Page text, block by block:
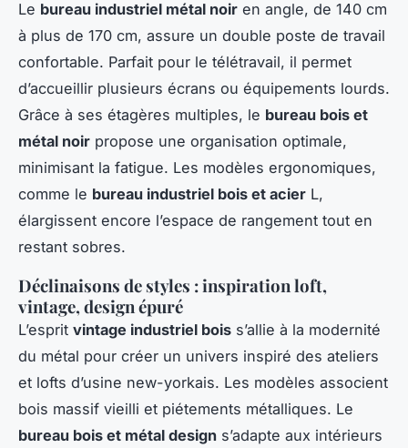
Le bureau industriel métal noir en angle, de 140 cm
à plus de 170 cm, assure un double poste de travail
confortable. Parfait pour le télétravail, il permet
d’accueillir plusieurs écrans ou équipements lourds.
Grâce à ses étagères multiples, le bureau bois et
métal noir propose une organisation optimale,
minimisant la fatigue. Les modèles ergonomiques,
comme le bureau industriel bois et acier L,
élargissent encore l’espace de rangement tout en
restant sobres.
Déclinaisons de styles : inspiration loft,
vintage, design épuré
L’esprit vintage industriel bois s’allie à la modernité
du métal pour créer un univers inspiré des ateliers
et lofts d’usine new-yorkais. Les modèles associent
bois massif vieilli et piétements métalliques. Le
bureau bois et métal design s’adapte aux intérieurs